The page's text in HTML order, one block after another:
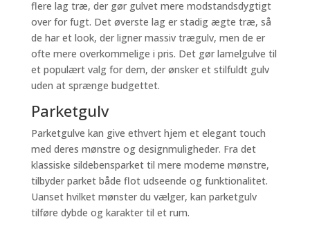
flere lag træ, der gør gulvet mere modstandsdygtigt
over for fugt. Det øverste lag er stadig ægte træ, så
de har et look, der ligner massiv trægulv, men de er
ofte mere overkommelige i pris. Det gør lamelgulve til
et populært valg for dem, der ønsker et stilfuldt gulv
uden at sprænge budgettet.
Parketgulv
Parketgulve kan give ethvert hjem et elegant touch
med deres mønstre og designmuligheder. Fra det
klassiske sildebensparket til mere moderne mønstre,
tilbyder parket både flot udseende og funktionalitet.
Uanset hvilket mønster du vælger, kan parketgulv
tilføre dybde og karakter til et rum.